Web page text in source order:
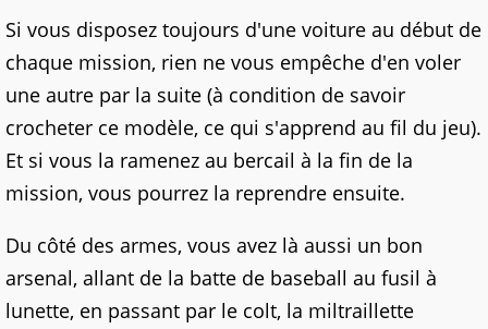
Si vous disposez toujours d'une voiture au début de
chaque mission, rien ne vous empêche d'en voler
une autre par la suite (à condition de savoir
crocheter ce modèle, ce qui s'apprend au fil du jeu).
Et si vous la ramenez au bercail à la fin de la
mission, vous pourrez la reprendre ensuite.
Du côté des armes, vous avez là aussi un bon
arsenal, allant de la batte de baseball au fusil à
lunette, en passant par le colt, la miltraillette